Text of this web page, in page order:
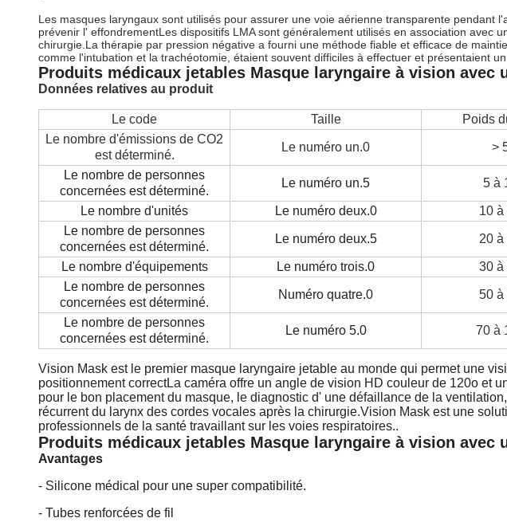
Les masques laryngaux sont utilisés pour assurer une voie aérienne transparente
prévenir l' effondrementLes dispositifs LMA sont généralement utilisés en association
chirurgie.La thérapie par pression négative a fourni une méthode fiable et efficace de
comme l'intubation et la trachéotomie, étaient souvent difficiles à effectuer et présentaient
Produits médicaux jetables Masque laryngaire à vision avec
Données relatives au produit
Le code Taille
Poids
Le nombre d'émissions de CO2
est déterminé.
Le numéro un.0 >
Le nombre de personnes
concernées est déterminé.
Le numéro un.5 5 à
Le nombre d'unités Le numéro deux.0
10 à
Le nombre de personnes
concernées est déterminé.
Le numéro deux.5 20 à
Le nombre d'équipements Le numéro trois.0
30 à
Le nombre de personnes
concernées est déterminé.
Numéro quatre.0 50 à
Le nombre de personnes
concernées est déterminé.
Le numéro 5.0 70 à
Vision Mask est le premier masque laryngaire jetable au monde qui permet une
positionnement correctLa caméra offre un angle de vision HD couleur de 120o et
pour le bon placement du masque, le diagnostic d' une défaillance de la
récurrent du larynx des cordes vocales après la chirurgie.Vision Mask est une
professionnels de la santé travaillant sur les voies respiratoires..
Produits médicaux jetables Masque laryngaire à vision avec
Avantages
- Silicone médical pour une super compatibilité.
- Tubes renforcées de fil